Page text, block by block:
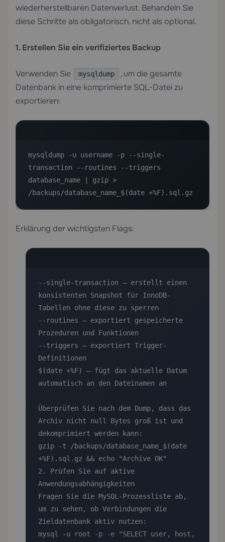
wiederherstellbaren Datenverlust. Behandeln Sie
diese Schritte als obligatorisch, nicht als optional.
1. Erstellen Sie ein verifiziertes Backup
Verwenden Sie mysqldump
, um die gesamte
Datenbank in eine komprimierte SQL-Datei zu
exportieren:
mysqldump -u username -p --single-
transaction --routines --triggers
database_name | gzip >
/backups/database_name_$(date +%F).sql.gz
Erklärung der wichtigsten Flags:
--single-transaction — erstellt einen
konsistenten Snapshot für InnoDB-
Tabellen ohne diese zu sperren
--routines — exportiert gespeicherte
Prozeduren und Funktionen
--triggers — exportiert Trigger-
Definitionen
$(date +%F) — fügt das aktuelle Datum
automatisch an den Dateinamen an
Überprüfen Sie nach dem Dump, dass das
Archiv nicht null Bytes groß ist und
dekomprimiert werden kann:
gzip -t /backups/database_name_$(date
+%F).sql.gz && echo "Archive OK"
2. Prüfen Sie auf aktive
Anwendungsabhängigkeiten
Fragen Sie die MySQL-Prozessliste ab,
um zu sehen, ob Verbindungen die
Zieldatenbank aktiv nutzen:
mysql -u root -p -e "SELECT user, host,